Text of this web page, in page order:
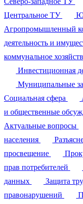
Центральное ТУ
Агропромышленный
деятельность и
коммунальное
Инвестиционная
Муниципальные
Социальная сфера
и общественные
Актуальные вопросы
населения
просвещение
прав потребителей
данных
Защита
правонарушений